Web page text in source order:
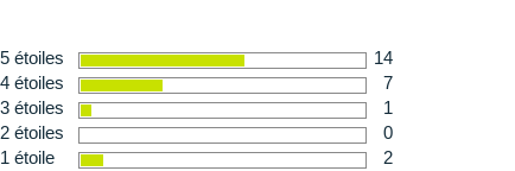
5 étoiles
14
4 étoiles
7
3 étoiles
1
2 étoiles
0
1 étoile
2